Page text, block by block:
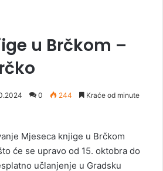
u Brčkom –
0 244 Kraće od minute
Mjeseca knjige u Brčkom
će se upravo od 15. oktobra do
učlanjenje u Gradsku